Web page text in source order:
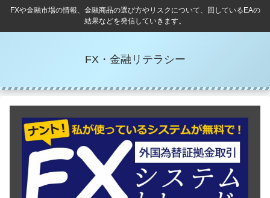
FXや金融市場の情報、金融商品の選び方やリスクについて、回しているEAの
結果などを発信していきます。
FX・金融リテラシー